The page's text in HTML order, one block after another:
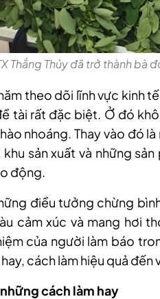
Thắng Thủy đã trở thành
theo dõi lĩnh vực kinh
tài rất đặc biệt. Ở đó
nhoáng. Thay vào đó
khu sản xuất và những
động.
điều tưởng chừng
cảm xúc và mang hơi
của người làm báo
cách làm hiệu quả đến
cách làm hay